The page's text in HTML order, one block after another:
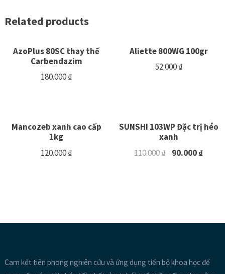
Related products
AzoPlus 80SC thay thế
Carbendazim
180.000₫
Aliette 800WG 100gr
52.000₫
Mancozeb xanh cao cấp
1kg
120.000₫
SUNSHI 103WP Đặc trị héo
xanh
110.000₫ 90.000₫
Cam kết tiên phong nghiên cứu và ứng dụng tiến bộ khoa học để